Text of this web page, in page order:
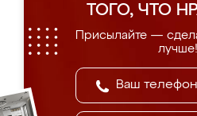
ТОГО, ЧТО
Присылайте —
лучше!